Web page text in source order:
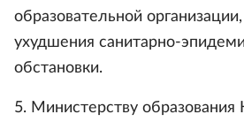
образовательной
ухудшения санитарно-
обстановки.
5. Министерству образования